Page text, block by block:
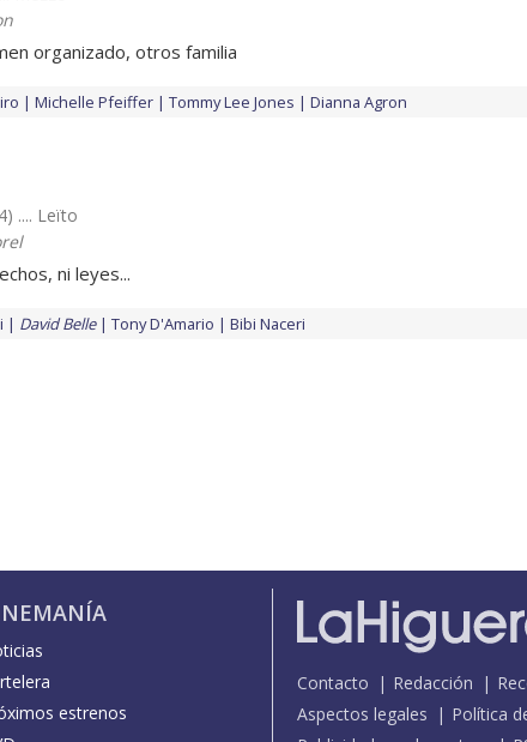
organizado, otros familia
Michelle Pfeiffer Tommy Lee Jones Dianna Agron
.... Leïto
ni leyes...
David Belle Tony D'Amario Bibi Naceri
estrenos
Contacto Redacción
Aspectos legales
Política